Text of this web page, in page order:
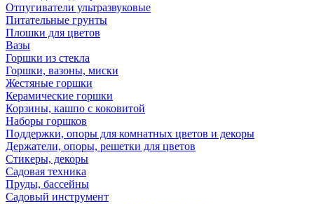
Отпугиватели ультразвуковые
Питательные грунты
Плошки для цветов
Вазы
Горшки из стекла
Горшки, вазоны, миски
Жестяные горшки
Керамические горшки
Корзины, кашпо с коковитой
Наборы горшков
Поддержки, опоры для комнатных цветов и декоры
Держатели, опоры, решетки для цветов
Стикеры, декоры
Садовая техника
Пруды, бассейны
Садовый инструмент